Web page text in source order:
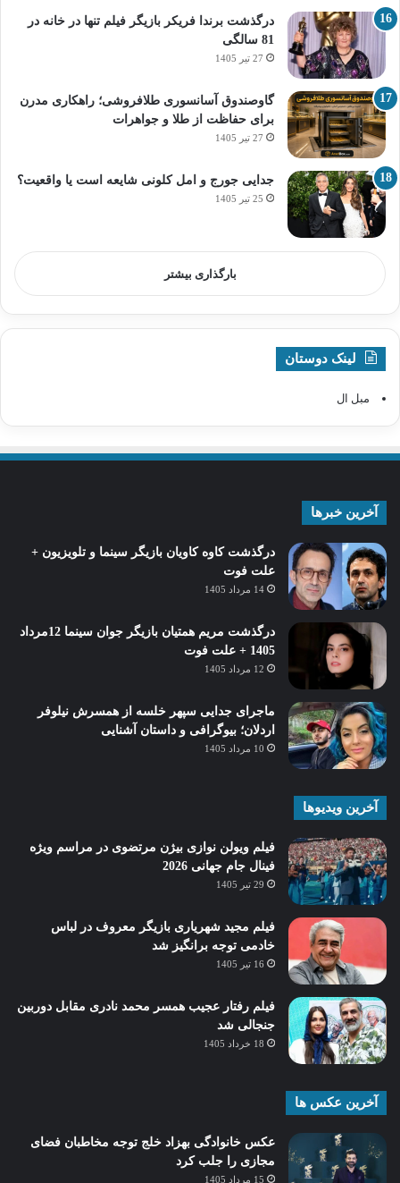
درگذشت برندا فریکر بازیگر فیلم تنها در خانه در
81 سالگی
27 تیر 1405
گاوصندوق آسانسوری طلافروشی؛ راهکاری مدرن
برای حفاظت از طلا و جواهرات
27 تیر 1405
جدایی جورج و امل کلونی شایعه است یا واقعیت؟
25 تیر 1405
بارگذاری بیشتر
لینک دوستان
مبل ال
آخرین خبرها
درگذشت کاوه کاویان بازیگر سینما و تلویزیون +
علت فوت
14 مرداد 1405
درگذشت مریم همتیان بازیگر جوان سینما 12مرداد
1405 + علت فوت
12 مرداد 1405
ماجرای جدایی سپهر خلسه از همسرش نیلوفر
اردلان؛ بیوگرافی و داستان آشنایی
10 مرداد 1405
آخرین ویدیوها
فیلم ویولن نوازی بیژن مرتضوی در مراسم ویژه
فینال جام جهانی 2026
29 تیر 1405
فیلم مجید شهریاری بازیگر معروف در لباس
خادمی توجه برانگیز شد
16 تیر 1405
فیلم رفتار عجیب همسر محمد نادری مقابل دوربین
جنجالی شد
18 خرداد 1405
آخرین عکس ها
عکس خانوادگی بهزاد خلج توجه مخاطبان فضای
مجازی را جلب کرد
15 مرداد 1405